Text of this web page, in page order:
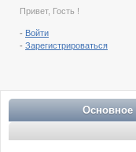
Привет, Гость !
- Войти
- Зарегистрироваться
Основное